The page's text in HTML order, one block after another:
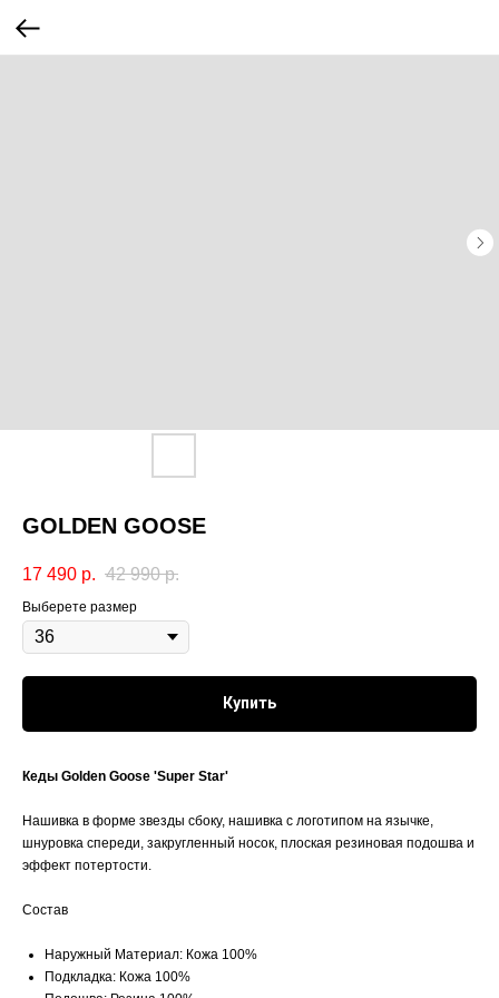
GOLDEN GOOSE
17 490 р. 42 990 р.
Выберете размер
Купить
Кеды Golden Goose 'Super Star'
Нашивка в форме звезды сбоку, нашивка с логотипом на язычке,
шнуровка спереди, закругленный носок, плоская резиновая подошва и
эффект потертости.
Состав
Наружный Материал: Кожа 100%
Подкладка: Кожа 100%